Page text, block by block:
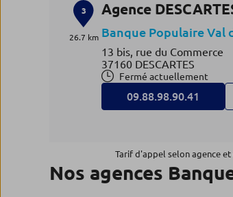
3
26.7 km
Agence
Banque Populaire Val
13 bis, rue du Commerce
37160 DESCARTES
Fermé actuellement
09.88.98.90.41
26.9 km
Agence STE
Banque Populaire Val
Tarif d'appel selon agence
Nos agences